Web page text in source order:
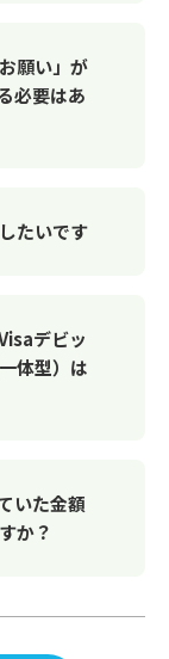
願い」が
必要はあ
たいです
デビッ
体型）は
いた金額
か？